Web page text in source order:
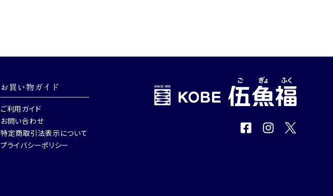
お買い物ガイド
ご利用ガイド
お問い合わせ
特定商取引法表示について
プライバシーポリシー